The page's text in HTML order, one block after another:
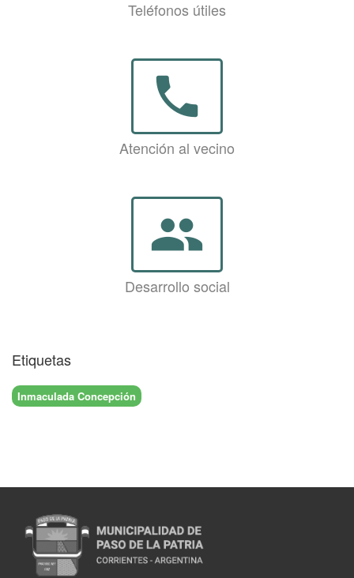
Teléfonos útiles
phone
Atención al vecino
group
Desarrollo social
Etiquetas
Inmaculada Concepción